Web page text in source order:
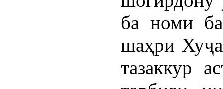
ба номи
шаҳри
тазаккур